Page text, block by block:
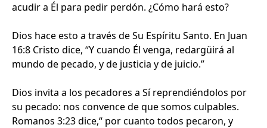
acudir a Él para pedir perdón. ¿Cómo hará esto?
Dios hace esto a través de Su Espíritu Santo. En Juan
16:8 Cristo dice, “Y cuando Él venga, redargüirá al
mundo de pecado, y de justicia y de juicio.”
Dios invita a los pecadores a Sí reprendiéndolos por
su pecado: nos convence de que somos culpables.
Romanos 3:23 dice,“ por cuanto todos pecaron, y